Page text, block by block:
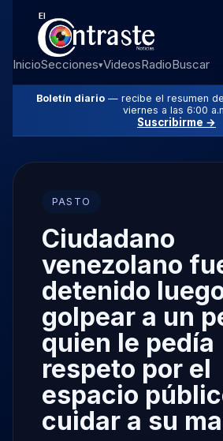
InicioSecciones▾VideosRadioBuscar
Boletín diario — recibe el resumen
viernes a las 6:00
Suscribirme →
PASTO
Ciudadano
venezolano
detenido
golpear a un
quien le pedía
respeto por el
espacio
cuidar a su